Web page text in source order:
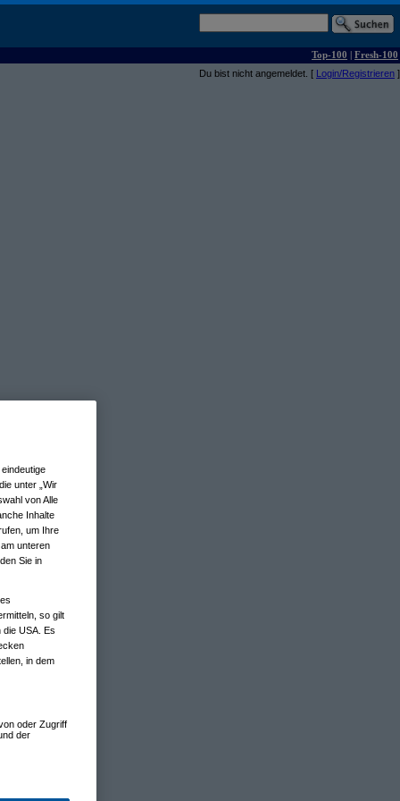
Top-100 | Fresh-100
Du bist nicht angemeldet. [ Login/Registrieren ]
unter „Wir
von Alle
Inhalte
um Ihre
unteren
Sie in
so gilt
die USA. Es
in dem
oder Zugriff
der